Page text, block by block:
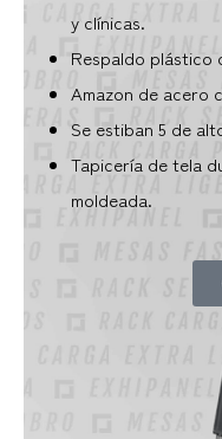
y clínicas.
Respaldo plástico
Amazon de acero
Se estiban 5 de
Tapicería de tela
moldeada.